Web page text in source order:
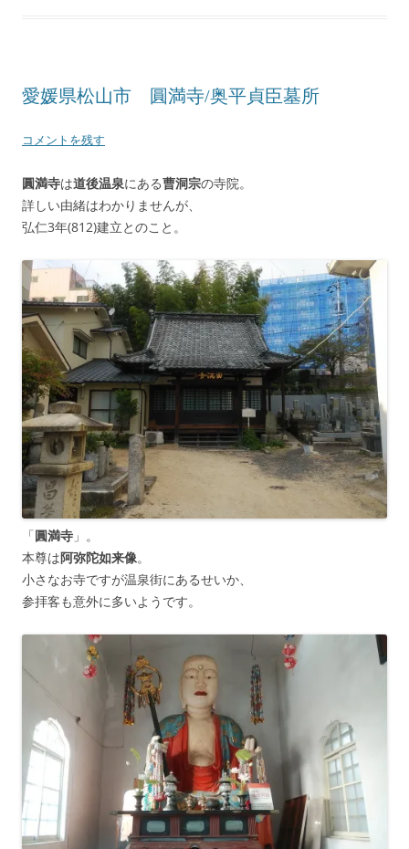
愛媛県松山市 圓満寺/奥平貞臣墓所
コメントを残す
圓満寺は道後温泉にある曹洞宗の寺院。
詳しい由緒はわかりませんが、
弘仁3年(812)建立とのこと。
「圓満寺 」。
本尊は阿弥陀如来像。
小さなお寺ですが温泉街にあるせいか、
参拝客も意外に多いようです。